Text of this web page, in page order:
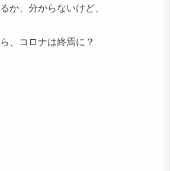
か、分からないけど、
、コロナは終焉に？